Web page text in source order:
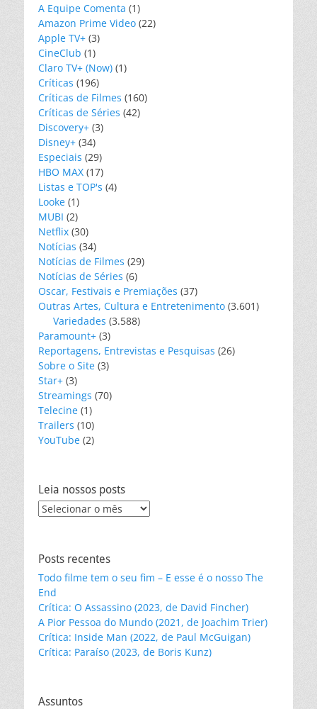
A Equipe Comenta (1)
Amazon Prime Video (22)
Apple TV+ (3)
CineClub (1)
Claro TV+ (Now) (1)
Críticas (196)
Críticas de Filmes (160)
Críticas de Séries (42)
Discovery+ (3)
Disney+ (34)
Especiais (29)
HBO MAX (17)
Listas e TOP's (4)
Looke (1)
MUBI (2)
Netflix (30)
Notícias (34)
Notícias de Filmes (29)
Notícias de Séries (6)
Oscar, Festivais e Premiações (37)
Outras Artes, Cultura e Entretenimento (3.601)
Variedades (3.588)
Paramount+ (3)
Reportagens, Entrevistas e Pesquisas (26)
Sobre o Site (3)
Star+ (3)
Streamings (70)
Telecine (1)
Trailers (10)
YouTube (2)
Leia nossos posts
Leia
Posts recentes
Todo filme tem o seu fim – E esse é o nosso The
End
Crítica: O Assassino (2023, de David Fincher)
A Pior Pessoa do Mundo (2021, de Joachim Trier)
Crítica: Inside Man (2022, de Paul McGuigan)
Crítica: Paraíso (2023, de Boris Kunz)
Assuntos